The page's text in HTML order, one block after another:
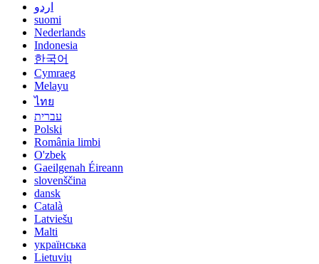
اردو
suomi
Nederlands
Indonesia
한국어
Cymraeg
Melayu
ไทย
עברית
Polski
România limbi
O'zbek
Gaeilgenah Éireann
slovenščina
dansk
Català
Latviešu
Malti
українська
Lietuvių